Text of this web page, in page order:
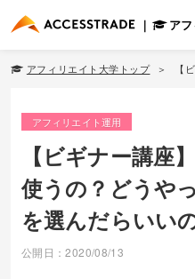
ア
アフィリエイト大学トップ 【
アフィリエイト運用
【ビギナー講座
使うの？どうや
を選んだらいい
公開日：2020/08/13